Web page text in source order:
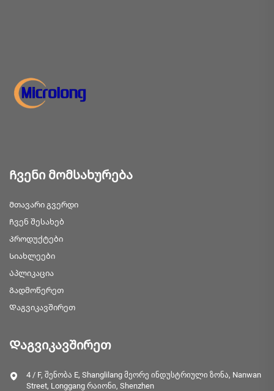
Ჩვენი მომსახურება
Მთავარი გვერდი
Ჩვენ შესახებ
Პროდუქტები
Სიახლეები
Აპლიკაცია
Გადმოწერეთ
Დაგვიკავშირეთ
Დაგვიკავშირეთ
4 / F, შენობა E, Shanglilang მეორე ინდუსტრიული ზონა, Nanwan
Street, Longgang რაიონი, Shenzhen